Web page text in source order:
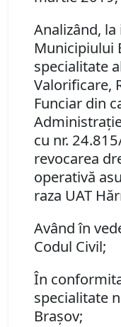
Analizând,
Municipiului
specialitate
Valorificare,
Funciar din
cu nr.
revocarea
operativă
raza UAT
Având în
Codul Civil;
În
specialitate
Braşov;